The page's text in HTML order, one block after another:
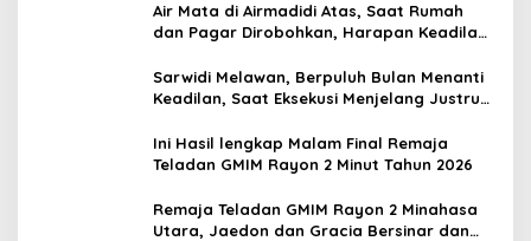
Air Mata di Airmadidi Atas, Saat Rumah
dan Pagar Dirobohkan, Harapan Keadilan
Sarwidi Melawan, Berpuluh Bulan Menanti
Keadilan, Saat Eksekusi Menjelang Justru
Ini Hasil lengkap Malam Final Remaja
Teladan GMIM Rayon 2 Minut Tahun 2026
Remaja Teladan GMIM Rayon 2 Minahasa
Utara, Jaedon dan Gracia Bersinar dan